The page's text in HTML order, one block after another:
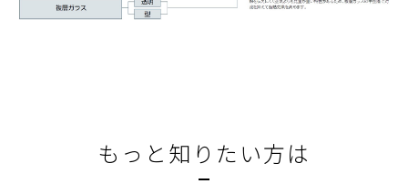
もっと知りたい方は